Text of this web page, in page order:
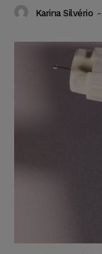
Karina Silvério -